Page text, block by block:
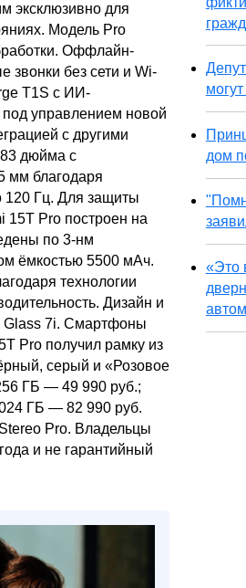
эксклюзивно для
Модель Pro
Оффлайн-
звонки без сети и Wi-
T1S с ИИ-
управлением новой
с другими
дюйма с
мм благодаря
120 Гц. Для защиты
15T Pro построен на
по 3-нм
ёмкостью 5500 мАч.
технологии
Дизайн и
Glass 7i. Смартфоны
Pro получил рамку из
серый и «Розовое
ГБ — 49 990 руб.;
ГБ — 82 990 руб.
Pro. Владельцы
и не гарантийный
дом
«Это